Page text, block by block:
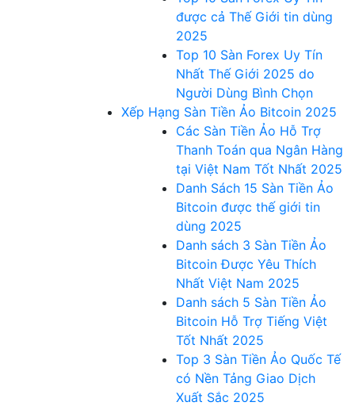
được cả Thế Giới tin dùng
2025
Top 10 Sàn Forex Uy Tín
Nhất Thế Giới 2025 do
Người Dùng Bình Chọn
Xếp Hạng Sàn Tiền Ảo Bitcoin 2025
Các Sàn Tiền Ảo Hỗ Trợ
Thanh Toán qua Ngân Hàng
tại Việt Nam Tốt Nhất 2025
Danh Sách 15 Sàn Tiền Ảo
Bitcoin được thế giới tin
dùng 2025
Danh sách 3 Sàn Tiền Ảo
Bitcoin Được Yêu Thích
Nhất Việt Nam 2025
Danh sách 5 Sàn Tiền Ảo
Bitcoin Hỗ Trợ Tiếng Việt
Tốt Nhất 2025
Top 3 Sàn Tiền Ảo Quốc Tế
có Nền Tảng Giao Dịch
Xuất Sắc 2025